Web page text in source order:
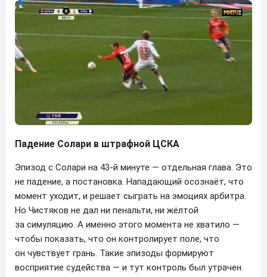
Падение Солари в штрафной ЦСКА
Эпизод с Солари на 43-й минуте — отдельная глава. Это
не падение, а постановка. Нападающий осознаёт, что
момент уходит, и решает сыграть на эмоциях арбитра.
Но Чистяков не дал ни пенальти, ни жёлтой
за симуляцию. А именно этого момента не хватило —
чтобы показать, что он контролирует поле, что
он чувствует грань. Такие эпизоды формируют
восприятие судейства — и тут контроль был утрачен.